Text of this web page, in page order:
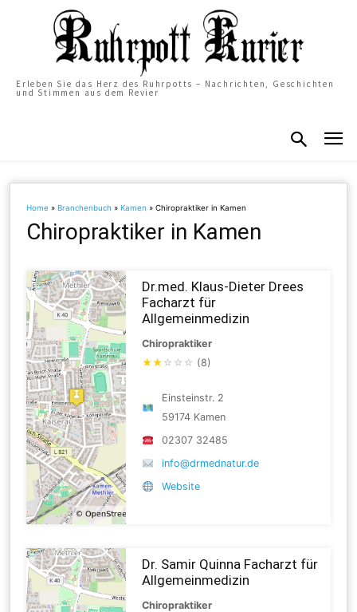
Erleben Sie das Herz des Ruhrpotts – Nachrichten, Geschichten
und Stimmen aus dem Revier
Home »Branchenbuch »Kamen »Chiropraktiker in Kamen
Chiropraktiker in Kamen
Dr.med. Klaus-Dieter Drees
Facharzt für
Allgemeinmedizin
Chiropraktiker
★★ ☆ ☆ ☆ (8)
Einsteinstr. 2
59174 Kamen
02307 32485
info@drmednatur.de
Website
Dr. Samir Quinna Facharzt für
Allgemeinmedizin
Chiropraktiker